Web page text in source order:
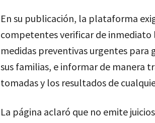
En su publicación, la plataforma
competentes verificar de
medidas preventivas urgentes para
sus familias, e informar de manera
tomadas y los resultados de
La página aclaró que no emite